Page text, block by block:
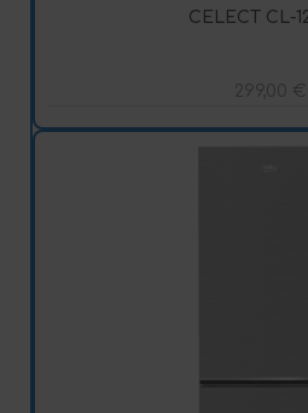
CELECT CL-
299,00 €